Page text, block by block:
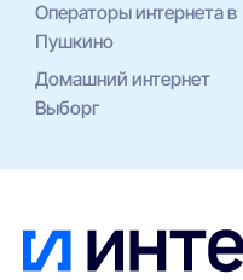
Операторы интернета в
Пушкино
Домашний интернет
Выборг